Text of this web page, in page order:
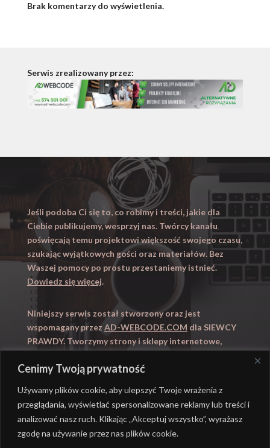
Cenimy Twoją prywatność
Używamy plików cookie, aby ulepszyć Twoje wrażenia z
przeglądania, wyświetlać spersonalizowane reklamy lub treści i
analizować nasz ruch. Klikając „Akceptuj wszystko”, wyrażasz
zgodę na używanie przez nas plików cookie.
Brak komentarzy do wyświetlenia.
Serwis zrealizowany przez:
Jeśli podoba Ci się to, co robimy i treści, jakie dla
Ciebie publikujemy, wesprzyj nas. Twórcy kanału
poświęcają temu projektowi większość swojego czasu,
szukając wyjątkowych gości oraz materiałów. Bez
Waszej pomocy po prostu przestaniemy istnieć.
Dowiedz się więcej.
Niniejszy serwis został stworzony oraz jest
wspomagany przez AD-WEBCODE.COM dla SIEWCY
PRAWDY. Tworzymy strony i sklepy internetowe,
Zapraszamy takze naWYUCZENI.PL